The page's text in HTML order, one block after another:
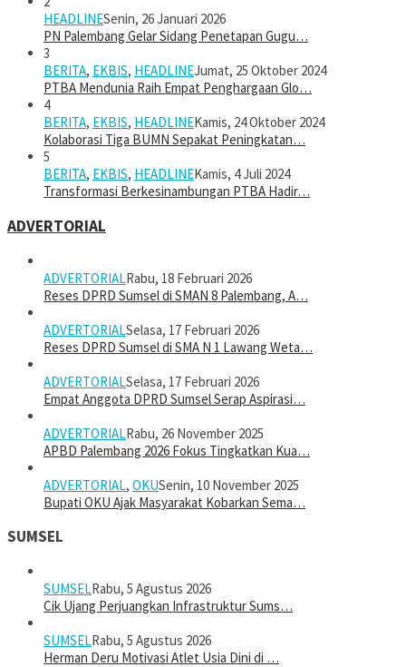
HEADLINESenin, 26 Januari 2026
PN Palembang Gelar Sidang Penetapan Gugu…
3
BERITA, EKBIS, HEADLINEJumat, 25 Oktober 2024
PTBA Mendunia Raih Empat Penghargaan Glo…
4
BERITA, EKBIS, HEADLINEKamis, 24 Oktober 2024
Kolaborasi Tiga BUMN Sepakat Peningkatan…
5
BERITA, EKBIS, HEADLINEKamis, 4 Juli 2024
Transformasi Berkesinambungan PTBA Hadir…
ADVERTORIAL
ADVERTORIALRabu, 18 Februari 2026
Reses DPRD Sumsel di SMAN 8 Palembang, A…
ADVERTORIALSelasa, 17 Februari 2026
Reses DPRD Sumsel di SMA N 1 Lawang Weta…
ADVERTORIALSelasa, 17 Februari 2026
Empat Anggota DPRD Sumsel Serap Aspirasi…
ADVERTORIALRabu, 26 November 2025
APBD Palembang 2026 Fokus Tingkatkan Kua…
ADVERTORIAL, OKUSenin, 10 November 2025
Bupati OKU Ajak Masyarakat Kobarkan Sema…
SUMSEL
SUMSELRabu, 5 Agustus 2026
Cik Ujang Perjuangkan Infrastruktur Sums…
SUMSELRabu, 5 Agustus 2026
Herman Deru Motivasi Atlet Usia Dini di …